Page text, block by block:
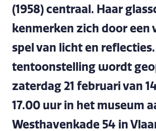
(1958) centraal. Haar
kenmerken zich door een
spel van licht en
tentoonstelling wordt
zaterdag 21 februari van
17.00 uur in het museum
Westhavenkade 54 in